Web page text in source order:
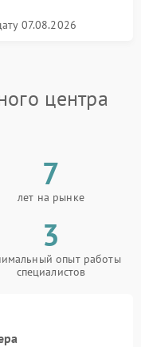
07.08.2026
центра
7
лет на рынке
3
опыт работы
специалистов